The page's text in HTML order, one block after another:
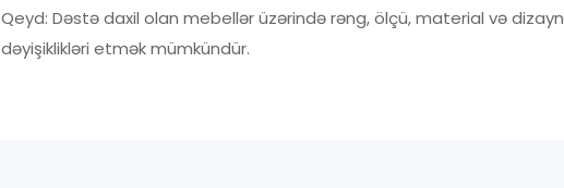
Qeyd: Dəstə daxil olan mebellər üzərində rəng, ölçü, material və dizayn
dəyişiklikləri etmək mümkündür.